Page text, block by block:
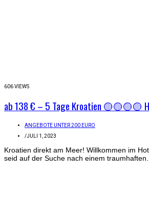
606 VIEWS
ab 138 € – 5 Tage Kroatien 🟡🟡🟡🟡
ANGEBOTE UNTER 200 EURO
/JULI 1, 2023
Kroatien direkt am Meer! Willkommen im
seid auf der Suche nach einem